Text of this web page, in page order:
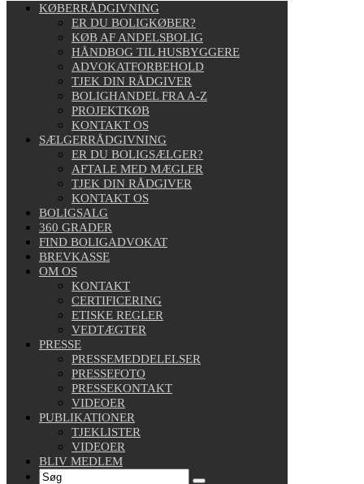
KØBERRÅDGIVNING
ER DU BOLIGKØBER?
KØB AF ANDELSBOLIG
HÅNDBOG TIL HUSBYGGERE
ADVOKATFORBEHOLD
TJEK DIN RÅDGIVER
BOLIGHANDEL FRA A-Z
PROJEKTKØB
KONTAKT OS
SÆLGERRÅDGIVNING
ER DU BOLIGSÆLGER?
AFTALE MED MÆGLER
TJEK DIN RÅDGIVER
KONTAKT OS
BOLIGSALG
360 GRADER
FIND BOLIGADVOKAT
BREVKASSE
OM OS
KONTAKT
CERTIFICERING
ETISKE REGLER
VEDTÆGTER
PRESSE
PRESSEMEDDELELSER
PRESSEFOTO
PRESSEKONTAKT
VIDEOER
PUBLIKATIONER
TJEKLISTER
VIDEOER
BLIV MEDLEM